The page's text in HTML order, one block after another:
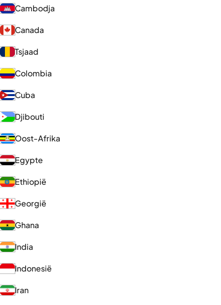
Cambodja
Canada
Tsjaad
Colombia
Cuba
Djibouti
Oost-Afrika
Egypte
Ethiopië
Georgië
Ghana
India
Indonesië
Iran